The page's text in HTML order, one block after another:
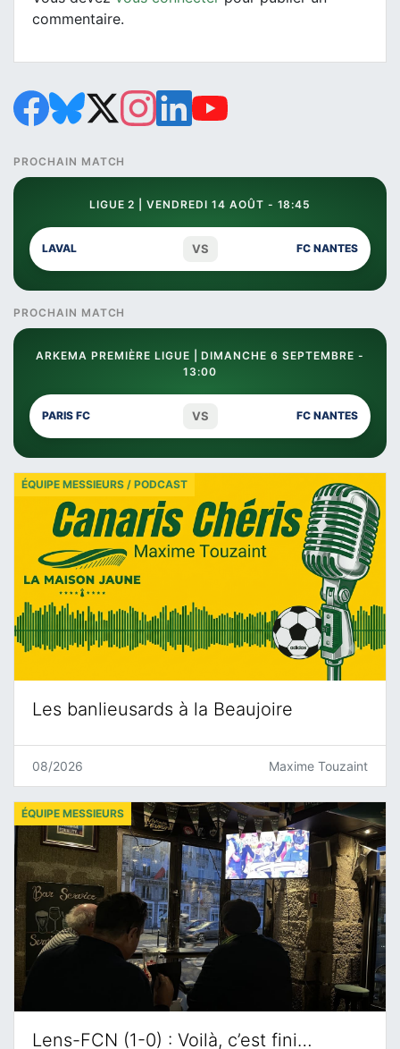
commentaire.
PROCHAIN MATCH
LIGUE 2 | VENDREDI 14 AOÛT - 18:45
LAVAL VS FC NANTES
PROCHAIN MATCH
ARKEMA PREMIÈRE LIGUE | DIMANCHE 6 SEPTEMBRE -
13:00
PARIS FC VS FC NANTES
Les banlieusards à la Beaujoire
ÉQUIPE MESSIEURS / PODCAST
08/2026 Maxime Touzaint
Lens-FCN (1-0) : Voilà, c’est fini…
ÉQUIPE MESSIEURS